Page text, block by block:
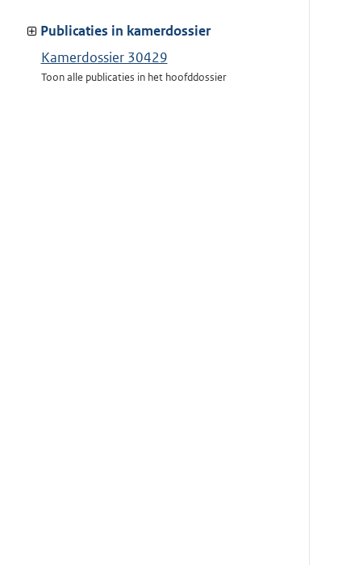
van:
Publicaties in kamerdossier
Kamerdossier 30429
Toon alle publicaties in het hoofddossier